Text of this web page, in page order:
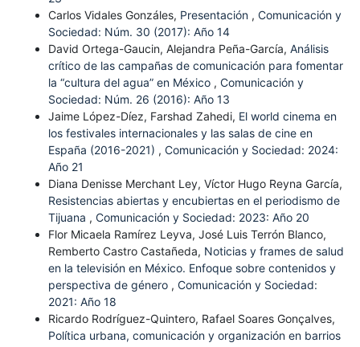
Carlos Vidales Gonzáles, Presentación , Comunicación y
Sociedad: Núm. 30 (2017): Año 14
David Ortega-Gaucin, Alejandra Peña-García, Análisis
crítico de las campañas de comunicación para fomentar
la “cultura del agua” en México , Comunicación y
Sociedad: Núm. 26 (2016): Año 13
Jaime López-Díez, Farshad Zahedi, El world cinema en
los festivales internacionales y las salas de cine en
España (2016-2021) , Comunicación y Sociedad: 2024:
Año 21
Diana Denisse Merchant Ley, Víctor Hugo Reyna García,
Resistencias abiertas y encubiertas en el periodismo de
Tijuana , Comunicación y Sociedad: 2023: Año 20
Flor Micaela Ramírez Leyva, José Luis Terrón Blanco,
Remberto Castro Castañeda, Noticias y frames de salud
en la televisión en México. Enfoque sobre contenidos y
perspectiva de género , Comunicación y Sociedad:
2021: Año 18
Ricardo Rodríguez-Quintero, Rafael Soares Gonçalves,
Política urbana, comunicación y organización en barrios